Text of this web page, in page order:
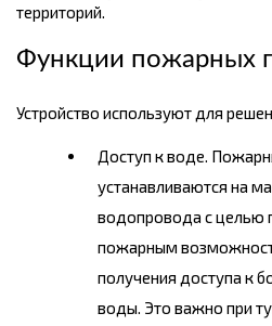
территорий.
Функции пожарных
Устройство используют для
Доступ к воде.
устанавливаются на
водопровода с целью
пожарным
получения доступа к
воды. Это важно при